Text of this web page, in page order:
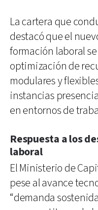
La cartera que
destacó que el
formación laboral
optimización de
modulares y
instancias
en entornos de
Respuesta a los
laboral
El Ministerio de
pese al avance
“demanda